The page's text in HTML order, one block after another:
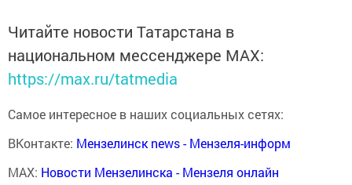
Читайте новости Татарстана в
национальном мессенджере MАХ:
https://max.ru/tatmedia
Самое интересное в наших социальных сетях:
ВКонтакте: Мензелинск news - Мензеля-информ
MAX: Новости Мензелинска - Мензеля онлайн